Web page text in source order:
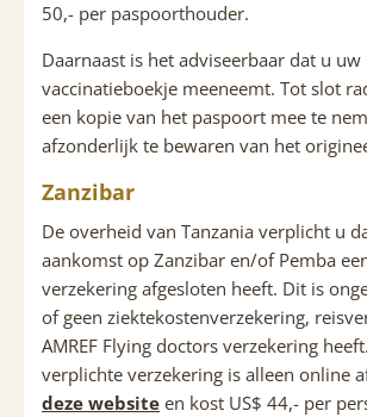
50,- per paspoorthouder.
Daarnaast is het adviseerbaar dat u uw
vaccinatieboekje meeneemt. Tot slot
een kopie van het paspoort mee te
afzonderlijk te bewaren van het
Zanzibar
De overheid van Tanzania verplicht u
aankomst op Zanzibar en/of Pemba
verzekering afgesloten heeft. Dit is
of geen ziektekostenverzekering,
AMREF Flying doctors verzekering
verplichte verzekering is alleen online
deze website en kost US$ 44,- per